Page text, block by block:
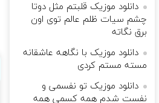
دانلود موزیک قلبتم مثل دوتا
چشم سیات ظلم عالم توی اون
برق نگاته
دانلود موزیک با نگاهه عاشقانه
مسته مستم کردی
دانلود موزیک تو نفسمی و
نفست شدم همه کسمی همه